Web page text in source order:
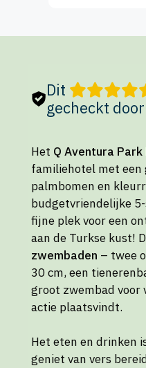
Dit
gecheckt
Het Q Aventura
familiehotel met een
palmbomen en
budgetvriendelijke
fijne plek voor een
aan de Turkse kust!
zwembaden – twee
30 cm, een
groot zwembad voor
actie plaatsvindt.
Het eten en drinken
geniet van vers